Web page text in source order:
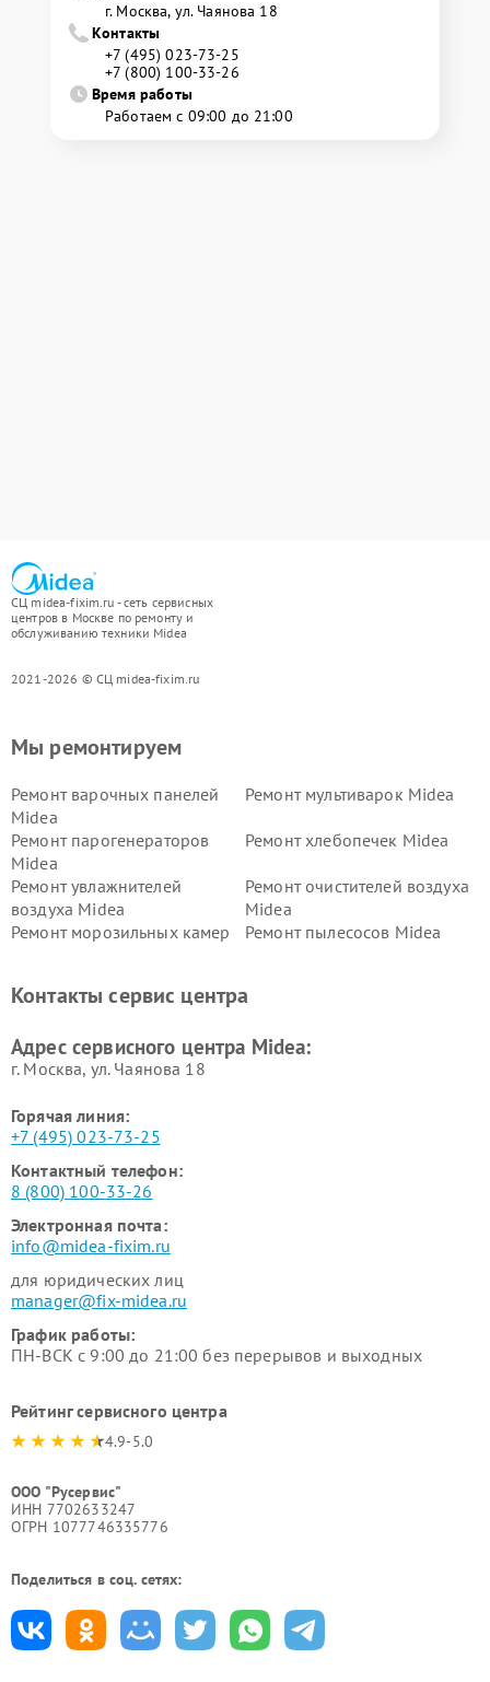
г. Москва, ул. Чаянова 18
Контакты
+7 (495) 023-73-25
+7 (800) 100-33-26
Время работы
Работаем с 09:00 до 21:00
СЦ midea-fixim.ru - сеть сервисных
центров в Москве по ремонту и
обслуживанию техники Midea
2021-2026 © СЦ midea-fixim.ru
Мы ремонтируем
Ремонт варочных панелей
Midea
Ремонт мультиварок Midea
Ремонт парогенераторов
Midea
Ремонт хлебопечек Midea
Ремонт увлажнителей
воздуха Midea
Ремонт очистителей воздуха
Midea
Ремонт морозильных камер
Ремонт пылесосов Midea
пылесосов Midea
Midea
Контакты сервис центра
Адрес сервисного центра Midea:
г. Москва, ул. Чаянова 18
Горячая линия:
+7 (495) 023-73-25
Контактный телефон:
8 (800) 100-33-26
Электронная почта:
info@midea-fixim.ru
для юридических лиц
manager@fix-midea.ru
График работы:
ПН-ВСК с 9:00 до 21:00 без перерывов и выходных
Рейтинг сервисного центра
4.9-5.0
ООО "Русервис"
ИНН 7702633247
ОГРН 1077746335776
Поделиться в соц. сетях: